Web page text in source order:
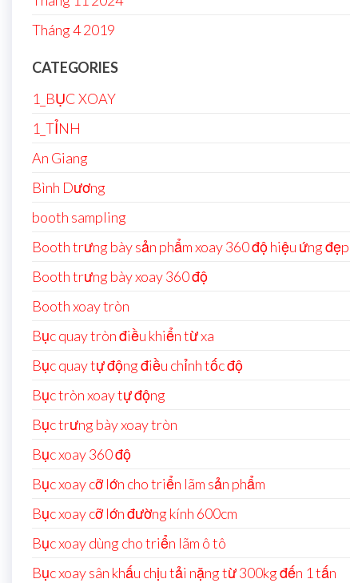
Tháng 4 2019
CATEGORIES
1_BỤC XOAY
1_TỈNH
An Giang
Bình Dương
booth sampling
Booth trưng bày sản phẩm xoay 360 độ hiệu ứng đẹp
Booth trưng bày xoay 360 độ
Booth xoay tròn
Bục quay tròn điều khiển từ xa
Bục quay tự động điều chỉnh tốc độ
Bục tròn xoay tự động
Bục trưng bày xoay tròn
Bục xoay 360 độ
Bục xoay cỡ lớn cho triển lãm sản phẩm
Bục xoay cỡ lớn đường kính 600cm
Bục xoay dùng cho triển lãm ô tô
Bục xoay sân khấu chịu tải nặng từ 300kg đến 1 tấn